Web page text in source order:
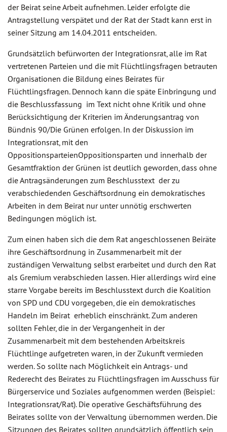
der Beirat seine Arbeit aufnehmen. Leider erfolgte die
Antragstellung verspätet und der Rat der Stadt kann erst in
seiner Sitzung am 14.04.2011 entscheiden.
Grundsätzlich befürworten der Integrationsrat, alle im Rat
vertretenen Parteien und die mit Flüchtlingsfragen betrauten
Organisationen die Bildung eines Beirates für
Flüchtlingsfragen. Dennoch kann die späte Einbringung und
die Beschlussfassung im Text nicht ohne Kritik und ohne
Berücksichtigung der Kriterien im Änderungsantrag von
Bündnis 90/Die Grünen erfolgen. In der Diskussion im
Integrationsrat, mit den
OppositionsparteienOppositionsparten und innerhalb der
Gesamtfraktion der Grünen ist deutlich geworden, dass ohne
die Antragsänderungen zum Beschlusstext der zu
verabschiedenden Geschäftsordnung ein demokratisches
Arbeiten in dem Beirat nur unter unnötig erschwerten
Bedingungen möglich ist.
Zum einen haben sich die dem Rat angeschlossenen Beiräte
ihre Geschäftsordnung in Zusammenarbeit mit der
zuständigen Verwaltung selbst erarbeitet und durch den Rat
als Gremium verabschieden lassen. Hier allerdings wird eine
starre Vorgabe bereits im Beschlusstext durch die Koalition
von SPD und CDU vorgegeben, die ein demokratisches
Handeln im Beirat erheblich einschränkt. Zum anderen
sollten Fehler, die in der Vergangenheit in der
Zusammenarbeit mit dem bestehenden Arbeitskreis
Flüchtlinge aufgetreten waren, in der Zukunft vermieden
werden. So sollte nach Möglichkeit ein Antrags- und
Rederecht des Beirates zu Flüchtlingsfragen im Ausschuss für
Bürgerservice und Soziales aufgenommen werden (Beispiel:
Integrationsrat/Rat). Die operative Geschäftsführung des
Beirates sollte von der Verwaltung übernommen werden. Die
Sitzungen des Beirates sollten grundsätzlich öffentlich sein,